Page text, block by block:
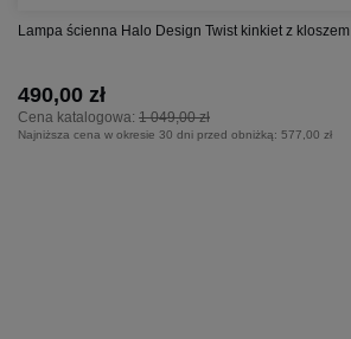
Lampa ścienna Halo Design Twist kinkiet z kloszem
Cena katalogowa: 1 049,00 zł
490,00 zł
Najniższa cena w okresie 30 dni przed obniżką: 577,00 zł